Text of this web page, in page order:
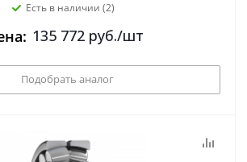
Есть в наличии (2)
135 772руб./шт
Подобрать аналог